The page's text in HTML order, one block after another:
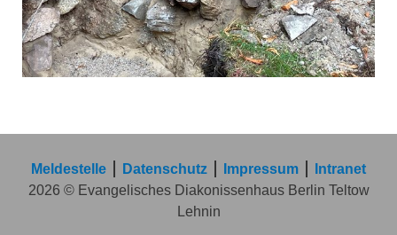
Meldestelle Datenschutz Impressum
Intranet
2026 © Evangelisches Diakonissenhaus Berlin Teltow
Lehnin